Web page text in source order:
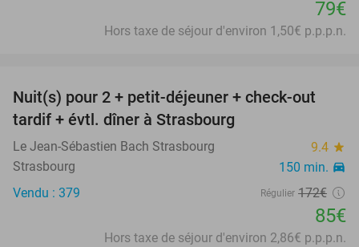
79€
Hors taxe de séjour d'environ 1,50€ p.p.p.n.
51%
Nuit(s) pour 2 + petit-déjeuner + check-out
tardif + évtl. dîner à Strasbourg
Le Jean-Sébastien Bach Strasbourg 9.4 star
Strasbourg 150 min. directions_car
Vendu : 379 Régulier 172€
85€
Hors taxe de séjour d'environ 2,86€ p.p.p.n.